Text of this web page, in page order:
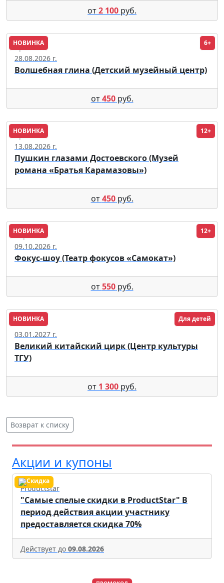
от2 100 руб.
НОВИНКА 6+
Кремль
28.08.2026 г.
Волшебная глина (Детский музейный центр)
от450руб.
НОВИНКА 12+
Кремль
13.08.2026 г.
Пушкин глазами Достоевского (Музей
романа «Братья Карамазовы»)
от450руб.
НОВИНКА 12+
Саратов
09.10.2026 г.
Фокус-шоу (Театр фокусов «Самокат»)
от550руб.
НОВИНКА Для детей
Томск
03.01.2027 г.
Великий китайский цирк (Центр культуры
ТГУ)
от 1 300 руб.
Возврат к списку
Акции и купоны
Productstar
"Самые спелые скидки в ProductStar" В
период действия акции участнику
предоставляется скидка 70%
Действует до 09.08.2026